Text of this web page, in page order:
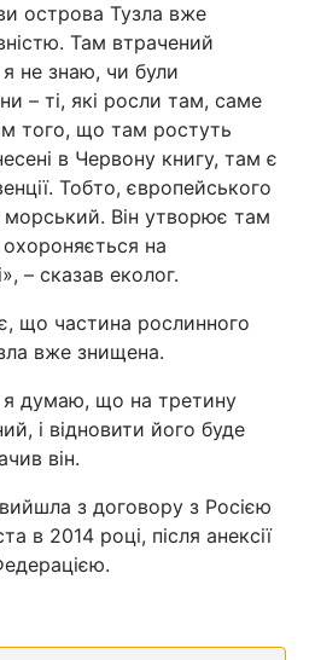
острова Тузла вже
Там втрачений
не знаю, чи були
– ті, які росли там, саме
того, що там ростуть
в Червону книгу, там є
Тобто, європейського
морський. Він утворює там
на
– сказав еколог.
що частина рослинного
вже знищена.
я думаю, що на третину
і відновити його буде
він.
з договору з Росією
в 2014 році, після анексії